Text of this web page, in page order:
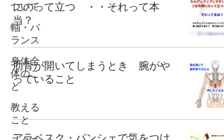
ついて
軸・バ
ランス
身体全
体のこ
と
教える
こと
にのって立つ ・・それって本
当？
肋骨が開いてしまうとき 腕がや
っていること
アラベスク・パンシェで気をつけ